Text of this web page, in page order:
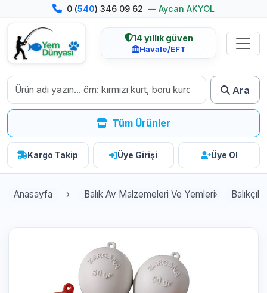
0 (540) 346 09 62 — Aycan AKYOL
14 yıllık güven
Havale/EFT
Ara
Tüm Ürünler
Kargo Takip Üye Girişi Üye Ol
Anasayfa Balık Av Malzemeleri Ve Yemleri